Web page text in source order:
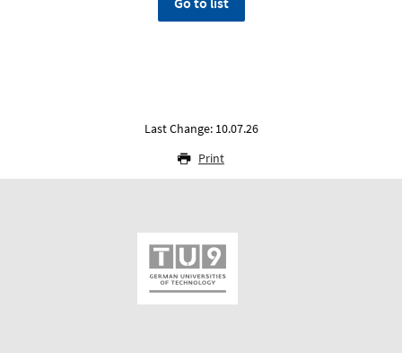
Last Change: 10.07.26
Print